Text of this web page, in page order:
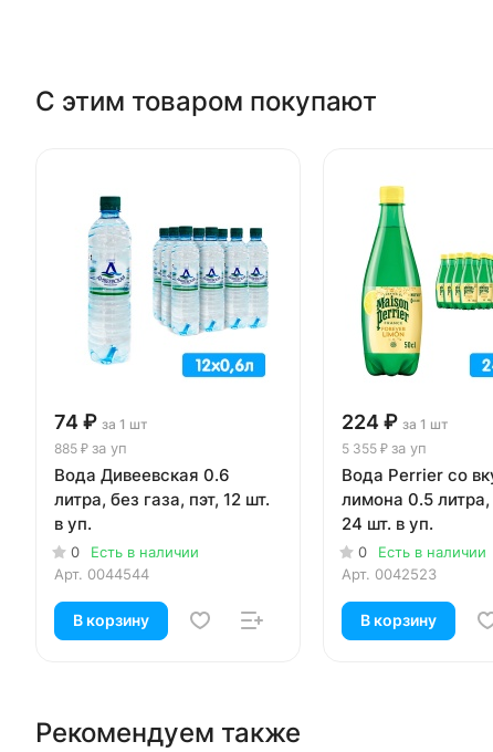
С этим товаром покупают
74 ₽ за 1 шт
885 ₽ за уп
Вода Дивеевская 0.6
литра, без газа, пэт, 12 шт.
в уп.
0
Есть в наличии
Арт. 0044544
В корзину
224 ₽ за 1 шт
5 355 ₽ за уп
Вода Perrier со
лимона 0.5 литра,
24 шт. в уп.
0
Есть в наличии
Арт. 0042523
В корзину
Рекомендуем также